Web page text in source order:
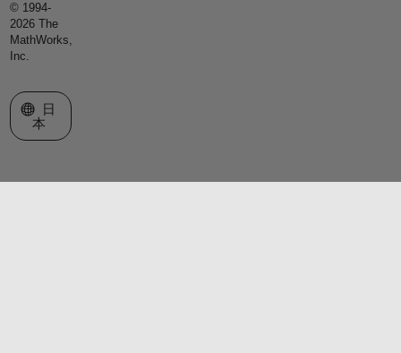
© 1994-
2026 The
MathWorks,
Inc.
Web サイトの選択
日
本